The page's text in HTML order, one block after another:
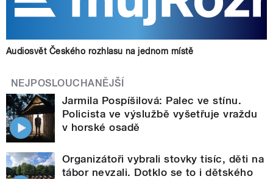
Audiosvět Českého rozhlasu na jednom místě
NEJPOSLOUCHANĚJŠÍ
Jarmila Pospíšilová: Palec ve stínu.
Policista ve výslužbě vyšetřuje vraždu
v horské osadě
Organizátoři vybrali stovky tisíc, děti na
tábor nevzali. Dotklo se to i dětského